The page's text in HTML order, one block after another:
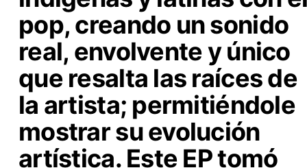
pop, creando un sonido
real, envolvente y único
que resalta las raíces de
la artista; permitiéndole
mostrar su evolución
artística. Este EP tomó